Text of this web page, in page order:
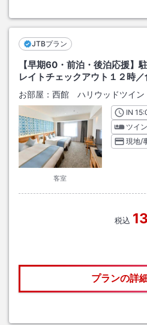
JTBプラン
【早期60・前泊・後泊応援】
レイトチェックアウト１２時／
お部屋： 西館 ハリウッドツイ
客室
INチ
ツイン
現地/
税込
プランの詳